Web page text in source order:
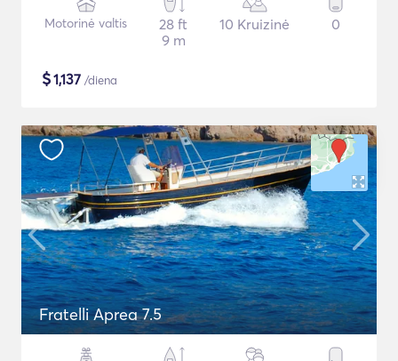
Motorinė valtis
28 ft
9 m
10 Kruizinė 0
$1,137 /diena
Fratelli Aprea 7.5